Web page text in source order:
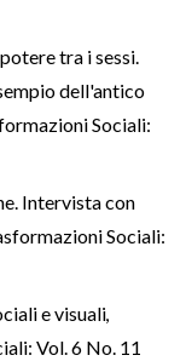
tra i sessi.
dell'antico
Sociali:
Intervista con
Sociali:
e visuali,
Vol. 6 No. 11